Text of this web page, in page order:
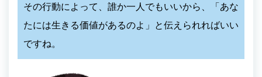
その行動によって、誰か一人でもいいから、「あな
たには生きる価値があるのよ」と伝えられればいい
ですね。